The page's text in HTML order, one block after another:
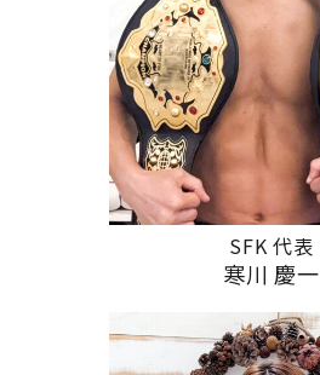
SFK 代表
寒川 慶一